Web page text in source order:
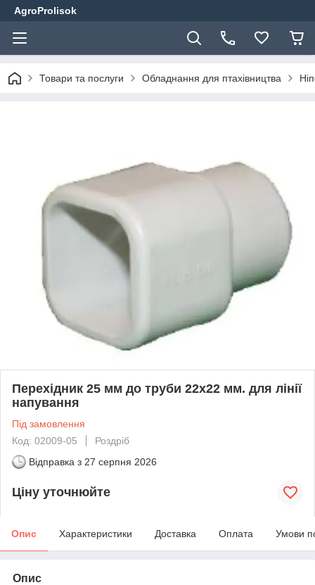
AgroProlisok
Товари та послуги Обладнання для птахівництва
Перехідник 25 мм до труби 22х22 мм. для лінії
напування
Під замовлення
Код: 02009-05
Роздріб
Відправка з 27 серпня 2026
Ціну уточнюйте
Опис Характеристики Доставка Оплата Умови
Опис